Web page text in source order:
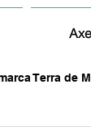
Terra de